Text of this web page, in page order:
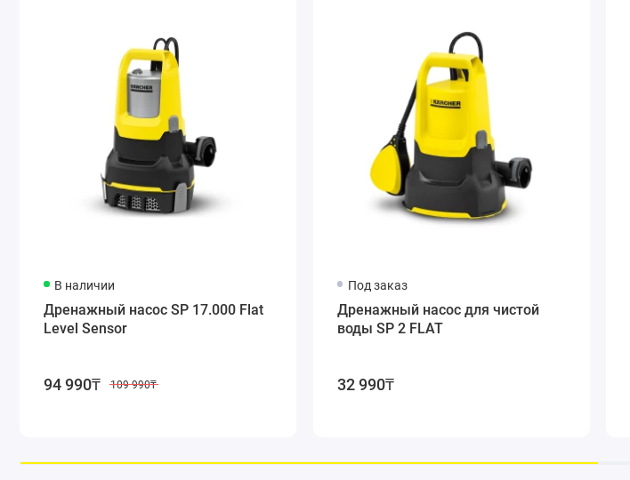
В наличии
Дренажный насос SP 17.000 Flat
Level Sensor
94 990₸ 109 990₸
Под заказ
Дренажный насос для чистой
воды SP 2 FLAT
32 990₸